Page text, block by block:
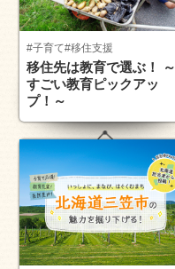
#子育て#移住支援
移住先は教育で選ぶ！ ～
すごい教育ピックアッ
プ！～